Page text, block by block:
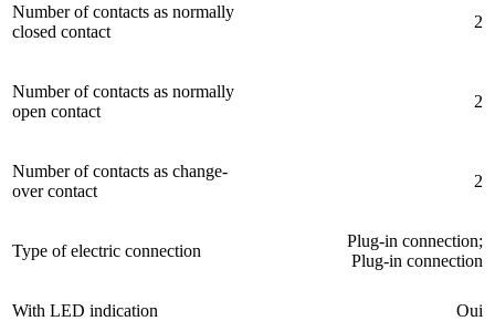
Number of contacts as normally
closed contact
2
Number of contacts as normally
open contact
2
Number of contacts as change-
over contact
2
Type of electric connection
Plug-in connection;
Plug-in connection
With LED indication Oui